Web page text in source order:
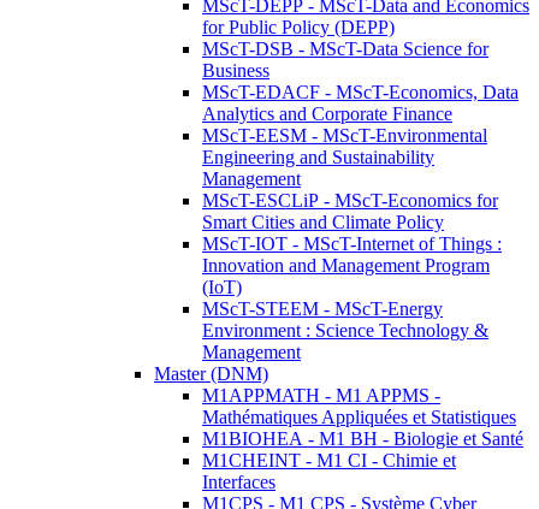
MScT-DEPP - MScT-Data and Economics
for Public Policy (DEPP)
MScT-DSB - MScT-Data Science for
Business
MScT-EDACF - MScT-Economics, Data
Analytics and Corporate Finance
MScT-EESM - MScT-Environmental
Engineering and Sustainability
Management
MScT-ESCLiP - MScT-Economics for
Smart Cities and Climate Policy
MScT-IOT - MScT-Internet of Things :
Innovation and Management Program
(IoT)
MScT-STEEM - MScT-Energy
Environment : Science Technology &
Management
Master (DNM)
M1APPMATH - M1 APPMS -
Mathématiques Appliquées et Statistiques
M1BIOHEA - M1 BH - Biologie et Santé
M1CHEINT - M1 CI - Chimie et
Interfaces
M1CPS - M1 CPS - Système Cyber